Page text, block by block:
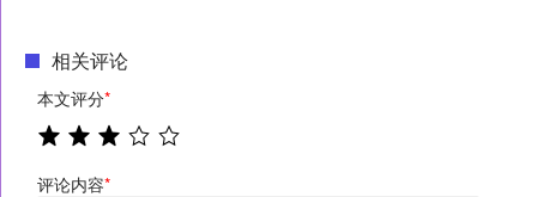
相关评论
本文评分*
评论内容*